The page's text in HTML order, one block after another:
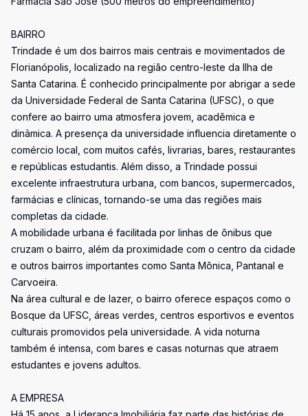
BAIRRO
Trindade é um dos bairros mais centrais e movimentados de
Florianópolis, localizado na região centro-leste da Ilha de
Santa Catarina. É conhecido principalmente por abrigar a sede
da Universidade Federal de Santa Catarina (UFSC), o que
confere ao bairro uma atmosfera jovem, acadêmica e
dinâmica. A presença da universidade influencia diretamente o
comércio local, com muitos cafés, livrarias, bares, restaurantes
e repúblicas estudantis. Além disso, a Trindade possui
excelente infraestrutura urbana, com bancos, supermercados,
farmácias e clínicas, tornando-se uma das regiões mais
completas da cidade.
A mobilidade urbana é facilitada por linhas de ônibus que
cruzam o bairro, além da proximidade com o centro da cidade
e outros bairros importantes como Santa Mônica, Pantanal e
Carvoeira.
Na área cultural e de lazer, o bairro oferece espaços como o
Bosque da UFSC, áreas verdes, centros esportivos e eventos
culturais promovidos pela universidade. A vida noturna
também é intensa, com bares e casas noturnas que atraem
estudantes e jovens adultos.
A EMPRESA